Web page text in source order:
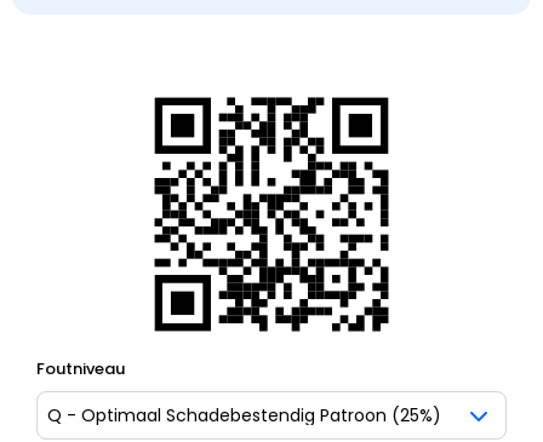
Foutniveau